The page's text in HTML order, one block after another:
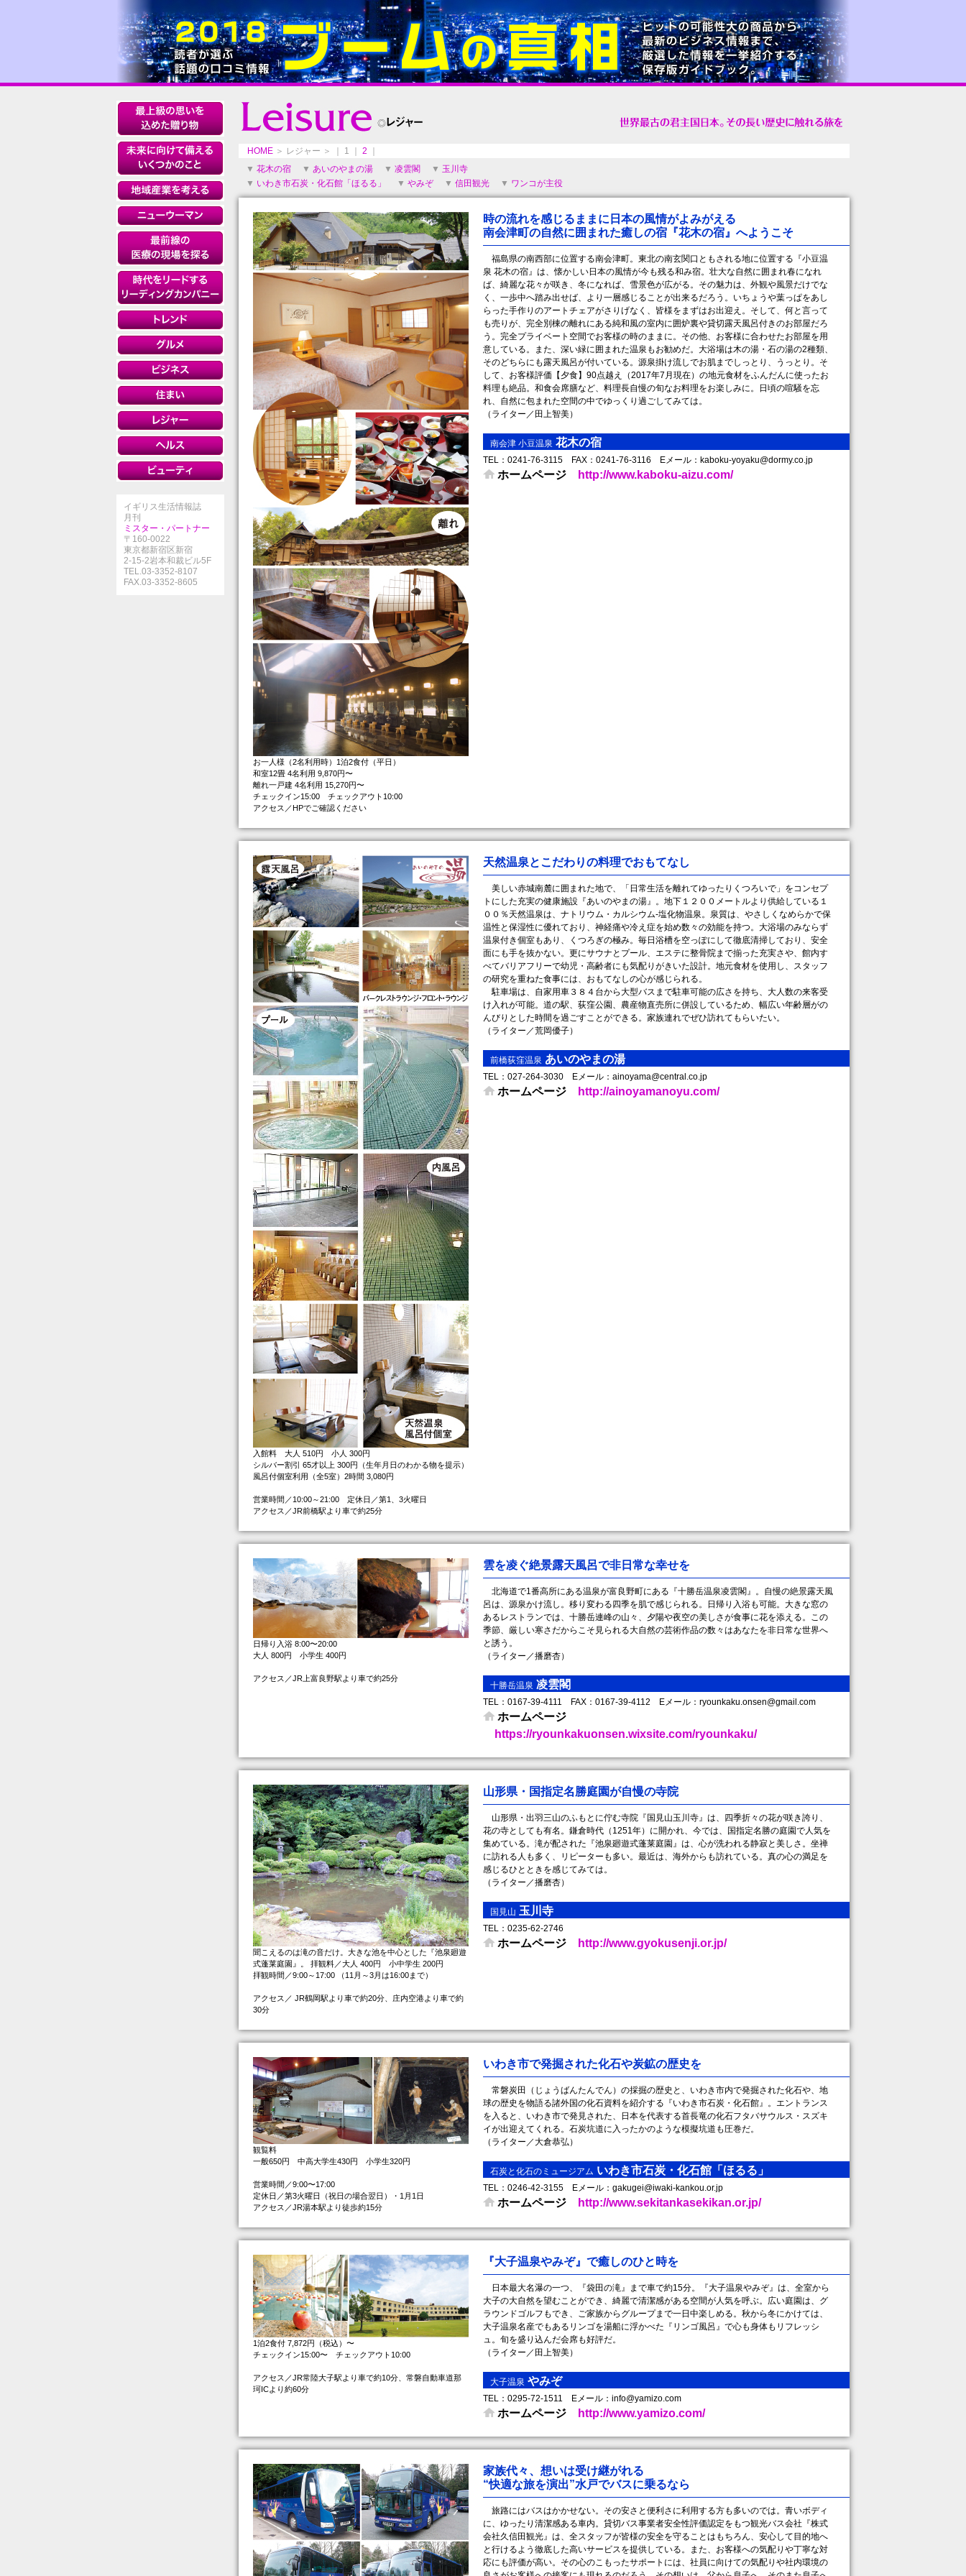
イギリス生活情報誌
月刊
ミスター・パートナー
〒160-0022
東京都新宿区新宿
2-15-2岩本和裁ビル5F
TEL.03-3352-8107
FAX.03-3352-8605
HOME ＞ レジャー ＞ ｜ 1 ｜ 2
▼ 花木の宿 ▼ あいのやまの湯 ▼ 凌雲閣 ▼ 玉川寺
▼ いわき市石炭・化石館「ほるる」 ▼ やみぞ▼ 信田観光 ▼ ワンコが主役
お一人様（2名利用時）1泊2食付（平日）
和室12畳 4名利用 9,870円〜
離れ一戸建 4名利用 15,270円〜
チェックイン15:00 チェックアウト10:00
アクセス／HPでご確認ください
時の流れを感じるままに日本の風情がよみがえる
南会津町の自然に囲まれた癒しの宿『花木の宿』へようこそ
福島県の南西部に位置する南会津町。東北の南玄関口ともされる地に位置する『小豆温
泉 花木の宿』は、懐かしい日本の風情が今も残る和み宿。壮大な自然に囲まれ春になれ
ば、綺麗な花々が咲き、冬になれば、雪景色が広がる。その魅力は、外観や風景だけでな
く、一歩中へ踏み出せば、より一層感じることが出来るだろう。いちょうや葉っぱをあし
らった手作りのアートチェアがさりげなく、皆様をまずはお出迎え。そして、何と言って
も売りが、完全別棟の離れにある純和風の室内に囲炉裏や貸切露天風呂付きのお部屋だろ
う。完全プライベート空間でお客様の時のままに。その他、お客様に合わせたお部屋を用
意している。また、深い緑に囲まれた温泉もお勧めだ。大浴場は木の湯・石の湯の2種類、
そのどちらにも露天風呂が付いている。源泉掛け流しでお肌までしっとり、うっとり。そ
して、お客様評価【夕食】90点越え（2017年7月現在）の地元食材をふんだんに使ったお
料理も絶品。和食会席膳など、料理長自慢の旬なお料理をお楽しみに。日頃の喧騒を忘
れ、自然に包まれた空間の中でゆっくり過ごしてみては。
（ライター／田上智美）
南会津 小豆温泉 花木の宿
TEL： 0241-76-3115 FAX： 0241-76-3116 Eメール：kaboku-yoyaku@dormy.co.jp
ホームページ http://www.kaboku-aizu.com/
入館料 大人 510円 小人 300円
シルバー割引 65才以上 300円（生年月日のわかる物を提示）
風呂付個室利用（全5室）2時間 3,080円
営業時間／10:00～21:00 定休日／第1、3火曜日
アクセス／JR前橋駅より車で約25分
天然温泉とこだわりの料理でおもてなし
美しい赤城南麓に囲まれた地で、「日常生活を離れてゆったりくつろいで」をコンセプ
トにした充実の健康施設『あいのやまの湯』。地下１２００メートルより供給している１
００％天然温泉は、ナトリウム・カルシウム-塩化物温泉。泉質は、やさしくなめらかで保
温性と保湿性に優れており、神経痛や冷え症を始め数々の効能を持つ。大浴場のみならず
温泉付き個室もあり、くつろぎの極み。毎日浴槽を空っぽにして徹底清掃しており、安全
面にも手を抜かない。更にサウナとプール、エステに整骨院まで揃った充実さや、館内す
べてバリアフリーで幼児・高齢者にも気配りがきいた設計。地元食材を使用し、スタッフ
の研究を重ねた食事には、おもてなしの心が感じられる。
駐車場は、自家用車３８４台から大型バスまで駐車可能の広さを持ち、大人数の来客受
け入れが可能。道の駅、荻窪公園、農産物直売所に併設しているため、幅広い年齢層がの
んびりとした時間を過ごすことができる。家族連れでぜひ訪れてもらいたい。
（ライター／荒岡優子）
前橋荻窪温泉 あいのやまの湯
TEL： 027-264-3030 Eメール：ainoyama@central.co.jp
ホームページ http://ainoyamanoyu.com/
日帰り入浴 8:00〜20:00
大人 800円 小学生 400円
アクセス／JR上富良野駅より車で約25分
雲を凌ぐ絶景露天風呂で非日常な幸せを
北海道で1番高所にある温泉が富良野町にある『十勝岳温泉凌雲閣』。自慢の絶景露天風
呂は、源泉かけ流し。移り変わる四季を肌で感じられる。日帰り入浴も可能。大きな窓の
あるレストランでは、十勝岳連峰の山々、夕陽や夜空の美しさが食事に花を添える。この
季節、厳しい寒さだからこそ見られる大自然の芸術作品の数々はあなたを非日常な世界へ
と誘う。
（ライター／播磨杏）
十勝岳温泉 凌雲閣
TEL： 0167-39-4111 FAX： 0167-39-4112 Eメール：ryounkaku.onsen@gmail.com
ホームページ
https://ryounkakuonsen.wixsite.com/ryounkaku/
聞こえるのは滝の音だけ。大きな池を中心とした『池泉廻遊
式蓬莱庭園』。 拝観料／大人 400円 小中学生 200円
拝観時間／9:00～17:00 （11月～3月は16:00まで）
アクセス／ JR鶴岡駅より車で約20分、庄内空港より車で約
30分
山形県・国指定名勝庭園が自慢の寺院
山形県・出羽三山のふもとに佇む寺院『国見山玉川寺』は、四季折々の花が咲き誇り、
花の寺としても有名。鎌倉時代（1251年）に開かれ、今では、国指定名勝の庭園で人気を
集めている。滝が配された『池泉廻遊式蓬莱庭園』は、心が洗われる静寂と美しさ。坐禅
に訪れる人も多く、リピーターも多い。最近は、海外からも訪れている。真の心の満足を
感じるひとときを感じてみては。
（ライター／播磨杏）
国見山 玉川寺
TEL： 0235-62-2746
ホームページ http://www.gyokusenji.or.jp/
観覧料
一般650円 中高大学生430円 小学生320円
営業時間／9:00〜17:00
定休日／第3火曜日（祝日の場合翌日）・1月1日
アクセス／JR湯本駅より徒歩約15分
いわき市で発掘された化石や炭鉱の歴史を
常磐炭田（じょうばんたんでん）の採掘の歴史と、いわき市内で発掘された化石や、地
球の歴史を物語る諸外国の化石資料を紹介する『いわき市石炭・化石館』。エントランス
を入ると、いわき市で発見された、日本を代表する首長竜の化石フタバサウルス・スズキ
イが出迎えてくれる。石炭坑道に入ったかのような模擬坑道も圧巻だ。
（ライター／大倉恭弘）
石炭と化石のミュージアム いわき市石炭・化石館「ほるる」
TEL： 0246-42-3155 Eメール：gakugei@iwaki-kankou.or.jp
ホームページ http://www.sekitankasekikan.or.jp/
1泊2食付 7,872円（税込）〜
チェックイン15:00〜 チェックアウト10:00
アクセス／JR常陸大子駅より車で約10分、常磐自動車道那
珂ICより約60分
『大子温泉やみぞ』で癒しのひと時を
日本最大名瀑の一つ、『袋田の滝』まで車で約15分。『大子温泉やみぞ』は、全室から
大子の大自然を望むことができ、綺麗で清潔感がある空間が人気を呼ぶ。広い庭園は、グ
ラウンドゴルフもでき、ご家族からグループまで一日中楽しめる。秋から冬にかけては、
大子温泉名産でもあるリンゴを湯船に浮かべた『リンゴ風呂』で心も身体もリフレッシ
ュ。旬を盛り込んだ会席も好評だ。
（ライター／田上智美）
大子温泉 やみぞ
TEL： 0295-72-1511 Eメール：info@yamizo.com
ホームページ http://www.yamizo.com/
家族代々、想いは受け継がれる
“快適な旅を演出”水戸でバスに乗るなら
旅路にはバスはかかせない。その安さと便利さに利用する方も多いのでは。青いボディ
に、ゆったり清潔感ある車内。貸切バス事業者安全性評価認定をもつ観光バス会社『株式
会社久信田観光』は、全スタッフが皆様の安全を守ることはもちろん、安心して目的地へ
と行けるよう徹底した高いサービスを提供している。また、お客様への気配りや丁寧な対
応にも評価が高い。その心のこもったサポートには、社員に向けての気配りや社内環境の